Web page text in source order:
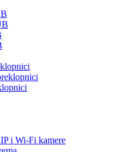
i Wi-Fi kamere